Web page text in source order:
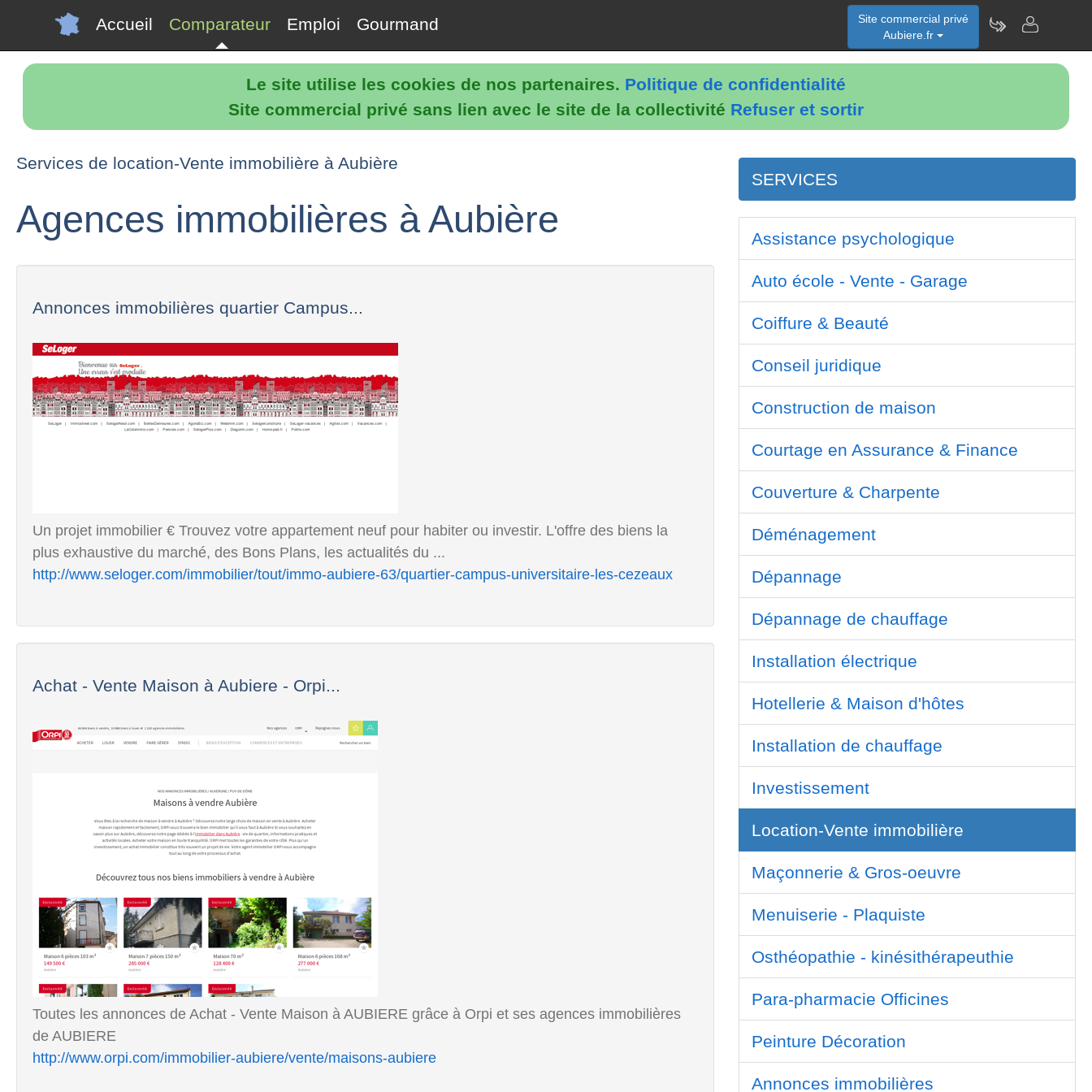
Le site utilise les cookies de nos partenaires. Politique de confidentialité
Site commercial privé sans lien avec le site de la collectivité Refuser et sortir
Accueil Comparateur Emploi Gourmand
Site commercial privé
Aubiere.fr
Services de location-Vente immobilière à Aubière
Agences immobilières à Aubière
Annonces immobilières quartier Campus...
Un projet immobilier € Trouvez votre appartement neuf pour habiter ou investir. L'offre des biens la
plus exhaustive du marché, des Bons Plans, les actualités du ...
http://www.seloger.com/immobilier/tout/immo-aubiere-63/quartier-campus-universitaire-les-cezeaux
Achat - Vente Maison à Aubiere - Orpi...
Toutes les annonces de Achat - Vente Maison à AUBIERE grâce à Orpi et ses agences immobilières
de AUBIERE
http://www.orpi.com/immobilier-aubiere/vente/maisons-aubiere
SERVICES
Assistance psychologique
Auto école - Vente - Garage
Coiffure & Beauté
Conseil juridique
Construction de maison
Courtage en Assurance & Finance
Couverture & Charpente
Déménagement
Dépannage
Dépannage de chauffage
Installation électrique
Hotellerie & Maison d'hôtes
Installation de chauffage
Investissement
Location-Vente immobilière
Maçonnerie & Gros-oeuvre
Menuiserie - Plaquiste
Osthéopathie - kinésithérapeuthie
Para-pharmacie Officines
Peinture Décoration
Annonces immobilières